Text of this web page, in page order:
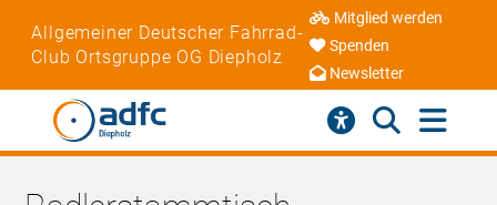
Allgemeiner Deutscher Fahrrad-
Club Ortsgruppe OG Diepholz
Mitglied werden
Spenden
Newsletter